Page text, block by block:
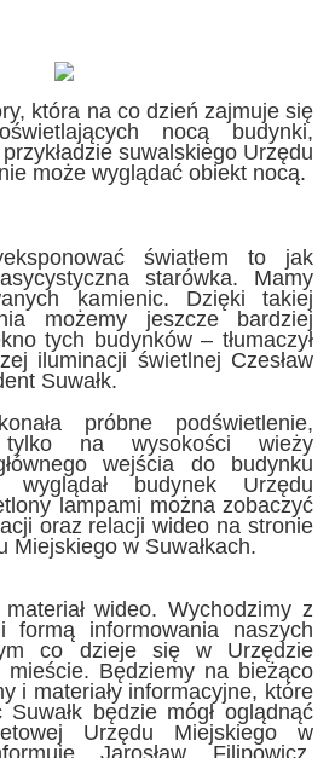
która na co dzień zajmuje się
nocą budynki,
suwalskiego Urzędu
może wyglądać obiekt nocą.
światłem to jak
starówka. Mamy
kamienic. Dzięki takiej
możemy jeszcze bardziej
tych budynków – tłumaczył
iluminacji świetlnej Czesław
Suwałk.
próbne podświetlenie,
tylko na wysokości wieży
wejścia do budynku
budynek Urzędu
lampami można zobaczyć
oraz relacji wideo na stronie
Miejskiego w Suwałkach.
wideo. Wychodzimy z
formą informowania naszych
co dzieje się w Urzędzie
Będziemy na bieżąco
i materiały informacyjne, które
będzie mógł oglądnąć
Urzędu Miejskiego w